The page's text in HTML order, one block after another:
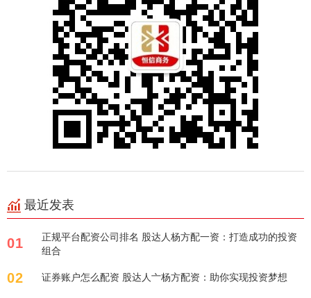
最近发表
01
正规平台配资公司排名 股达人杨方配一资：打造成功的投资
组合
02 证券账户怎么配资 股达人亠杨方配资：助你实现投资梦想